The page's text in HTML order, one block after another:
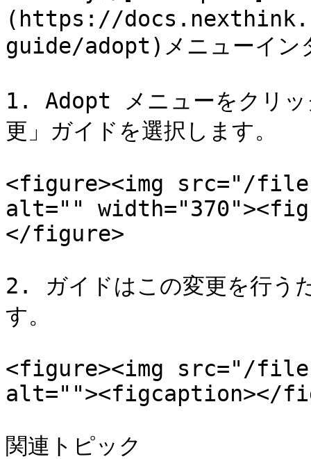
(https://
guide/adopt)メニューイン
1. Adopt メニューをクリッ
更」ガイドを選択します。
<figure><img src="/files/
alt=""
</figure>
2. ガイドはこの変更を行う
す。
<figure><img src="/files/
alt=""><figcaption></
関連トピック